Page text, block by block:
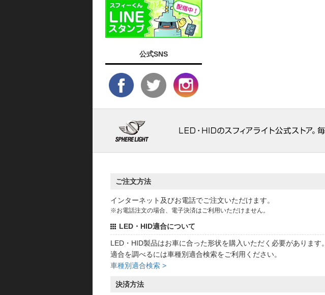
公式SNS
ご注文方法
インターネット及びお電話でご注文いただけます。
※お電話注文の場合、電子決済はご利用いただけません。
LED・HID適合について
LED・HID製品はお車に合った形状を購入いただく必要があります。
適合を調べるには車種別適合検索をご利用ください。
車種別適合検索 >
決済方法